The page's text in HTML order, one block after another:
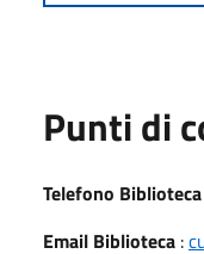
Punti di
Telefono Biblioteca
Email Biblioteca :